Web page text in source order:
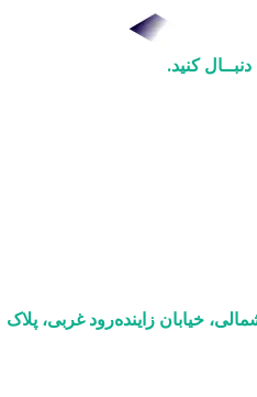
کنید.
خیابان زاینده‌رود غربی، پلاک